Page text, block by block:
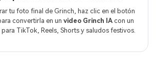
tu foto final de Grinch, haz clic en el botón
convertirla en un video Grinch IA con un
TikTok, Reels, Shorts y saludos festivos.